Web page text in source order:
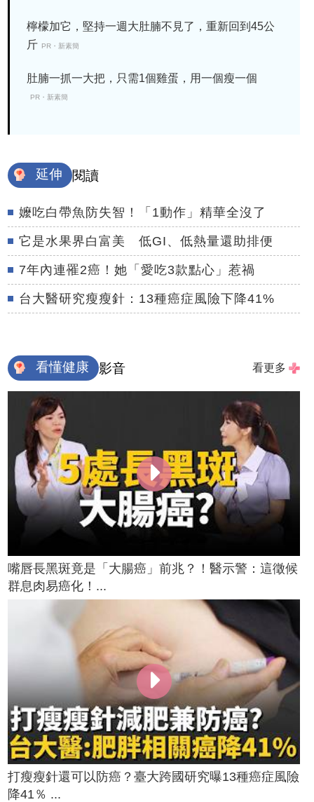
檸檬加它，堅持一週大肚腩不見了，重新回到45公
斤 PR・新素簡
肚腩一抓一大把，只需1個雞蛋，用一個瘦一個
PR・新素簡
延伸 閱讀
嬤吃白帶魚防失智！「1動作」精華全沒了
它是水果界白富美 低GI、低熱量還助排便
7年內連罹2癌！她「愛吃3款點心」惹禍
台大醫研究瘦瘦針：13種癌症風險下降41%
看懂健康 影音 看更多
嘴唇長黑斑竟是「大腸癌」前兆？！醫示警：這徵候
群息肉易癌化！...
打瘦瘦針還可以防癌？臺大跨國研究曝13種癌症風險
降41％ ...